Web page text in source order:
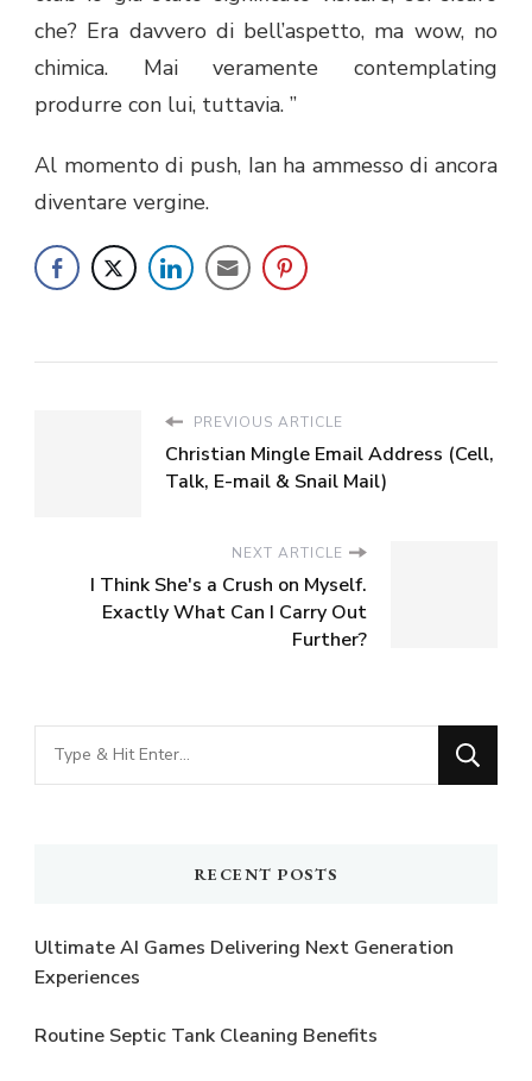
che? Era davvero di bell’aspetto, ma wow, no
chimica. Mai veramente contemplating
produrre con lui, tuttavia. ”
Al momento di push, Ian ha ammesso di ancora
diventare vergine.
PREVIOUS ARTICLE
Christian Mingle Email Address (Cell,
Talk, E-mail & Snail Mail)
NEXT ARTICLE
I Think She's a Crush on Myself.
Exactly What Can I Carry Out
Further?
Looking
for
RECENT POSTS
Ultimate AI Games Delivering Next Generation
Experiences
Routine Septic Tank Cleaning Benefits